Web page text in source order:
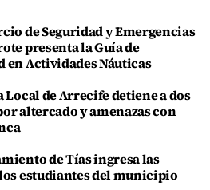
de Seguridad y Emergencias
presenta la Guía de
en Actividades Náuticas
Local de Arrecife detiene a dos
altercado y amenazas con
de Tías ingresa las
estudiantes del municipio